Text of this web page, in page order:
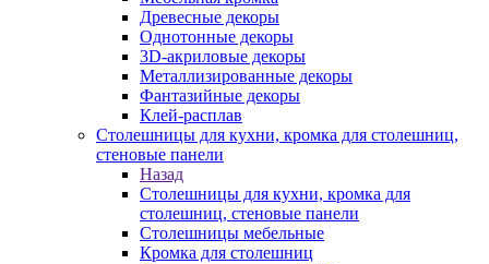
Древесные декоры
Однотонные декоры
3D-акриловые декоры
Металлизированные декоры
Фантазийные декоры
Клей-расплав
Столешницы для кухни, кромка для столешниц,
стеновые панели
Назад
Столешницы для кухни, кромка для
столешниц, стеновые панели
Столешницы мебельные
Кромка для столешниц